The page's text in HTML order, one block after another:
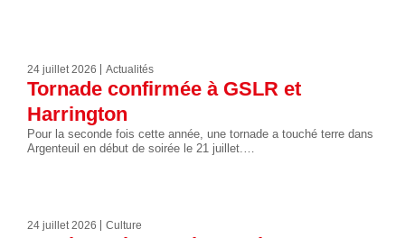
24 juillet 2026 Actualités
Tornade confirmée à GSLR et
Harrington
Pour la seconde fois cette année, une tornade a touché terre dans
Argenteuil en début de soirée le 21 juillet.…
24 juillet 2026 Culture